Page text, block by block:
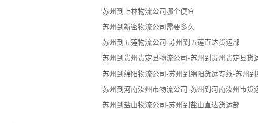
苏州到上林物流公司哪个便宜
苏州到新密物流公司需要多久
苏州到五莲物流公司-苏州到五莲直达货运部
苏州到贵州贵定县物流公司-苏州到贵州贵定县货
苏州到绵阳物流公司-苏州到绵阳货运专线-苏州
苏州到河南汝州市物流公司-苏州到河南汝州市货
苏州到盐山物流公司-苏州到盐山直达货运部